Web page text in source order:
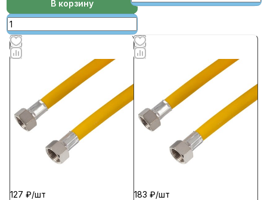
В корзину
127 ₽/шт
183 ₽/шт